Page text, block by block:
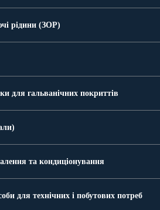
рідини (ЗОР)
для гальванічних покриттів
та кондиціонування
для технічних і побутових потреб